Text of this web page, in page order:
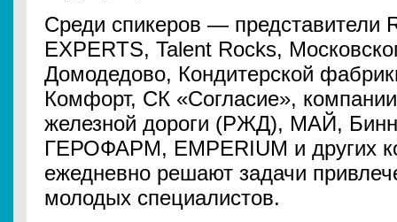
Среди спикеров — представители
EXPERTS, Talent Rocks,
Домодедово, Кондитерской
Комфорт, СК «Согласие»,
железной дороги (РЖД), МАЙ,
ГЕРОФАРМ, EMPERIUM и других
ежедневно решают задачи
молодых специалистов.